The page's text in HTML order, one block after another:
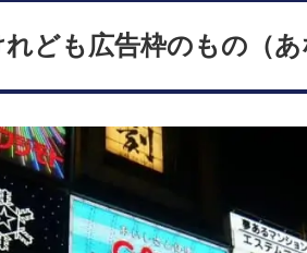
ども広告枠のもの（あ